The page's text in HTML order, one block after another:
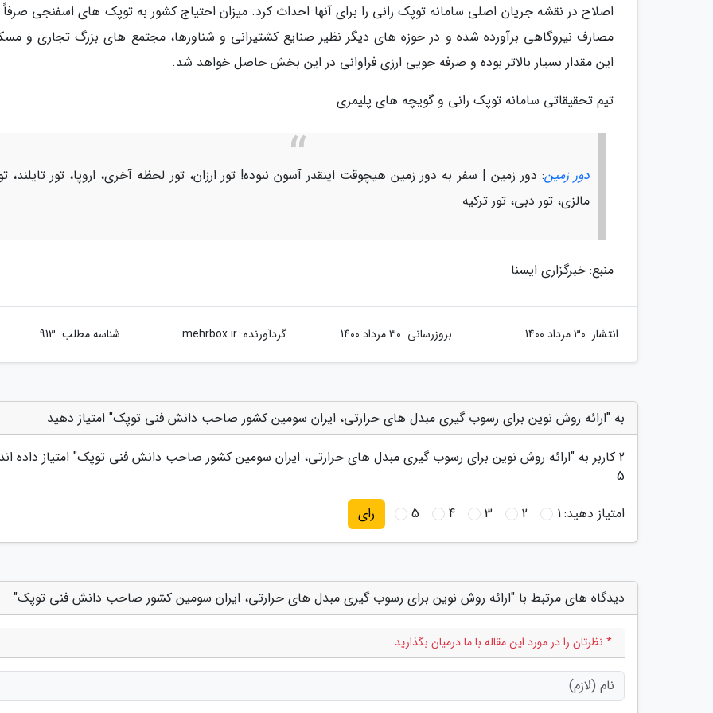
اصلاح در نقشه جریان اصلی سامانه توپک رانی را برای آنها احداث کرد. میزان احتیاج کشور به توپک ­های اسفنجی صرفاً
مصارف نیروگاهی برآورده شده و در حوزه ­های دیگر نظیر صنایع کشتی­رانی و شناورها، مجتمع ­های بزرگ تجاری و
این مقدار بسیار بالاتر بوده و صرفه­ جویی ارزی فراوانی در این بخش حاصل خواهد شد.
تیم تحقیقاتی سامانه توپک رانی و گویچه های پلیمری
دور زمین: دور زمین | سفر به دور زمین هیچوقت اینقدر آسون نبوده! تور ارزان، تور لحظه آخری، اروپا، تور تایلند،
مالزی، تور دبی، تور ترکیه
منبع: خبرگزاری ایسنا
انتشار: 30 مرداد 1400 بروزرسانی: 30 مرداد 1400 گردآورنده:mehrbox.ir شناسه مطلب: 913
به "ارائه روش نوین برای رسوب گیری مبدل های حرارتی، ایران سومین کشور صاحب دانش فنی توپک" امتیاز دهید
2 کاربر به "ارائه روش نوین برای رسوب گیری مبدل های حرارتی، ایران سومین کشور صاحب دانش فنی توپک" امتیاز داده
5
امتیاز دهید:1
2
3
4
5 رای
دیدگاه های مرتبط با "ارائه روش نوین برای رسوب گیری مبدل های حرارتی، ایران سومین کشور صاحب دانش فنی توپک"
* نظرتان را در مورد این مقاله با ما درمیان بگذارید